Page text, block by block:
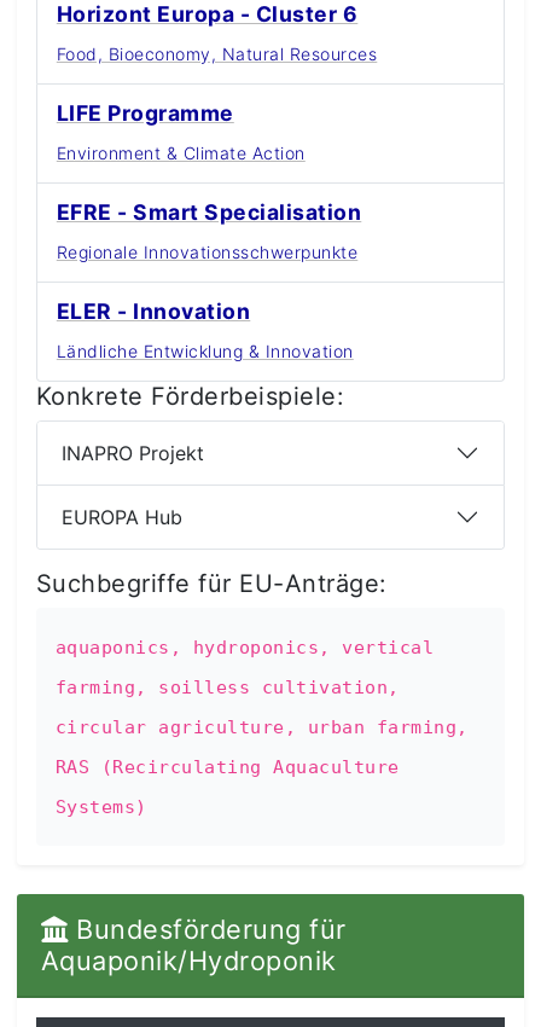
Horizont Europa - Cluster 6
Food, Bioeconomy, Natural Resources
LIFE Programme
Environment & Climate Action
EFRE - Smart Specialisation
Regionale Innovationsschwerpunkte
ELER - Innovation
Ländliche Entwicklung & Innovation
Konkrete Förderbeispiele:
INAPRO Projekt
EUROPA Hub
Suchbegriffe für EU-Anträge:
aquaponics, hydroponics, vertical
farming, soilless cultivation,
circular agriculture, urban farming,
RAS (Recirculating Aquaculture
Systems)
️ Bundesförderung für
Aquaponik/Hydroponik